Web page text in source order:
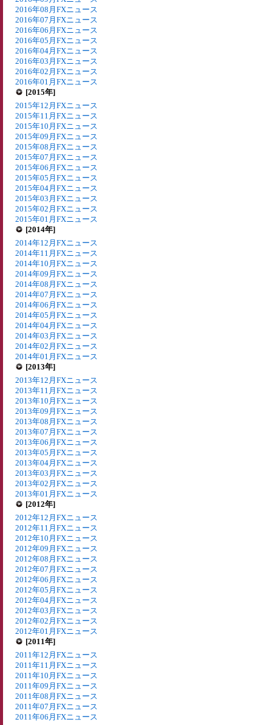
2016年08月FXニュース
2016年07月FXニュース
2016年06月FXニュース
2016年05月FXニュース
2016年04月FXニュース
2016年03月FXニュース
2016年02月FXニュース
2016年01月FXニュース
[2015年]
2015年12月FXニュース
2015年11月FXニュース
2015年10月FXニュース
2015年09月FXニュース
2015年08月FXニュース
2015年07月FXニュース
2015年06月FXニュース
2015年05月FXニュース
2015年04月FXニュース
2015年03月FXニュース
2015年02月FXニュース
2015年01月FXニュース
[2014年]
2014年12月FXニュース
2014年11月FXニュース
2014年10月FXニュース
2014年09月FXニュース
2014年08月FXニュース
2014年07月FXニュース
2014年06月FXニュース
2014年05月FXニュース
2014年04月FXニュース
2014年03月FXニュース
2014年02月FXニュース
2014年01月FXニュース
[2013年]
2013年12月FXニュース
2013年11月FXニュース
2013年10月FXニュース
2013年09月FXニュース
2013年08月FXニュース
2013年07月FXニュース
2013年06月FXニュース
2013年05月FXニュース
2013年04月FXニュース
2013年03月FXニュース
2013年02月FXニュース
2013年01月FXニュース
[2012年]
2012年12月FXニュース
2012年11月FXニュース
2012年10月FXニュース
2012年09月FXニュース
2012年08月FXニュース
2012年07月FXニュース
2012年06月FXニュース
2012年05月FXニュース
2012年04月FXニュース
2012年03月FXニュース
2012年02月FXニュース
2012年01月FXニュース
[2011年]
2011年12月FXニュース
2011年11月FXニュース
2011年10月FXニュース
2011年09月FXニュース
2011年08月FXニュース
2011年07月FXニュース
2011年06月FXニュース